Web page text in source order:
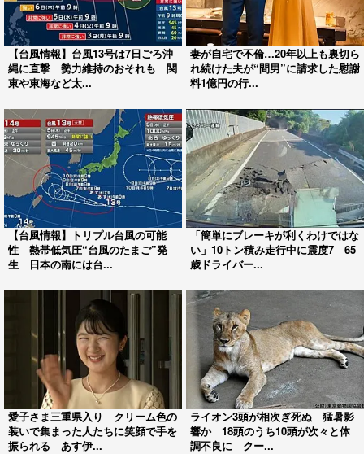
【台風情報】台風13号は7日ごろ沖
縄に直撃 勢力維持のおそれも 関
東や東海など太...
妻が自宅で不倫…20年以上も裏切ら
れ続けた夫が“間男”に請求した慰謝
料1億円の行...
【台風情報】トリプル台風の可能
性 熱帯低気圧“台風のたまご”発
生 日本の南には台...
「簡単にブレーキが利くわけではな
い」10トン積み走行中に震度7 65
歳ドライバー...
愛子さま三重県入り クリーム色の
装いで集まった人たちに笑顔で手を
振られる あす伊...
ライオン3頭が相次ぎ死ぬ 猛暑影
響か 18頭のうち10頭が次々と体
調不良に クー...